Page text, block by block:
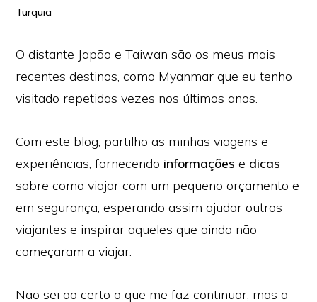
Turquia
O distante Japão e Taiwan são os meus mais
recentes destinos, como Myanmar que eu tenho
visitado repetidas vezes nos últimos anos.
Com este blog, partilho as minhas viagens e
experiências, fornecendo informações e dicas
sobre como viajar com um pequeno orçamento e
em segurança, esperando assim ajudar outros
viajantes e inspirar aqueles que ainda não
começaram a viajar.
Não sei ao certo o que me faz continuar, mas a